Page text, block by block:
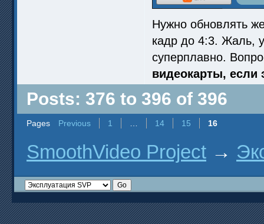
Нужно обновлять
кадр до 4:3. Жаль,
суперплавно.
видеокарты, если
Posts: 376 to 396 of 396
Pages Previous 1 14 15 16
SmoothVideo Project →